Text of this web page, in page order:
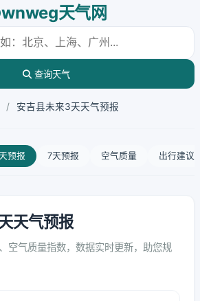
wnweg天气网
查询天气
/ 安吉县未来3天天气预报
预报 7天预报 空气质量 出行建议
天气预报
空气质量指数，数据实时更新，助您规